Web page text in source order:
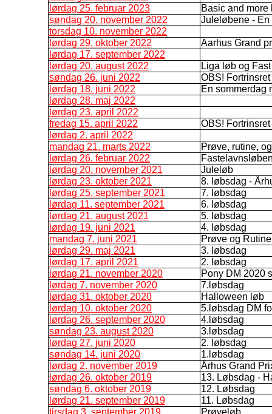
lørdag 25. februar 2023
Basic and more
søndag 20. november 2022
Juleløbene - En
torsdag 10. november 2022
lørdag 29. oktober 2022
Aarhus Grand
lørdag 17. september 2022
lørdag 20. august 2022
Liga løb og
søndag 26. juni 2022
OBS!
lørdag 18. juni 2022
En sommerdag
lørdag 28. maj 2022
lørdag 23. april 2022
fredag 15. april 2022
OBS!
lørdag 2. april 2022
mandag 21. marts 2022
Prøve, rutine,
lørdag 26. februar 2022
lørdag 20. november 2021
Juleløb
lørdag 23. oktober 2021
8. løbsdag -
lørdag 25. september 2021
7. løbsdag
lørdag 11. september 2021
6. løbsdag
lørdag 21. august 2021
5. løbsdag
lørdag 19. juni 2021
4. løbsdag
mandag 7. juni 2021
Prøve og
lørdag 29. maj 2021
3. løbsdag
lørdag 17. april 2021
2. løbsdag
lørdag 21. november 2020
Pony DM 2020
lørdag 7. november 2020
7.løbsdag
lørdag 31. oktober 2020
Halloween løb
lørdag 10. oktober 2020
5.løbsdag DM
lørdag 26. september 2020
4.løbsdag
søndag 23. august 2020
3.løbsdag
lørdag 27. juni 2020
2. løbsdag
søndag 14. juni 2020
1.løbsdag
lørdag 2. november 2019
Århus Grand
lørdag 26. oktober 2019
13. Løbsdag -
søndag 6. oktober 2019
12. Løbsdag
lørdag 21. september 2019
11. Løbsdag
tirsdag 3. september 2019
Prøveløb